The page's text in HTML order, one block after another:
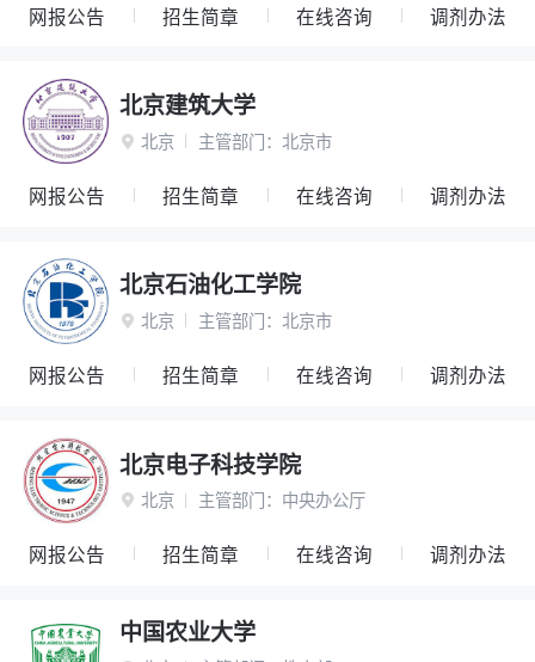
网报公告 招生简章 在线咨询 调剂办法
北京建筑大学
 北京 主管部门： 北京市
网报公告 招生简章 在线咨询 调剂办法
北京石油化工学院
 北京 主管部门： 北京市
网报公告 招生简章 在线咨询 调剂办法
北京电子科技学院
 北京 主管部门： 中央办公厅
网报公告 招生简章 在线咨询 调剂办法
中国农业大学